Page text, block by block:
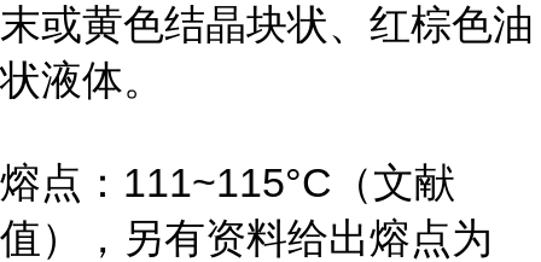
末或黄色结晶块状、红棕色油
状液体。
熔点：111~115°C（文献
值），另有资料给出熔点为